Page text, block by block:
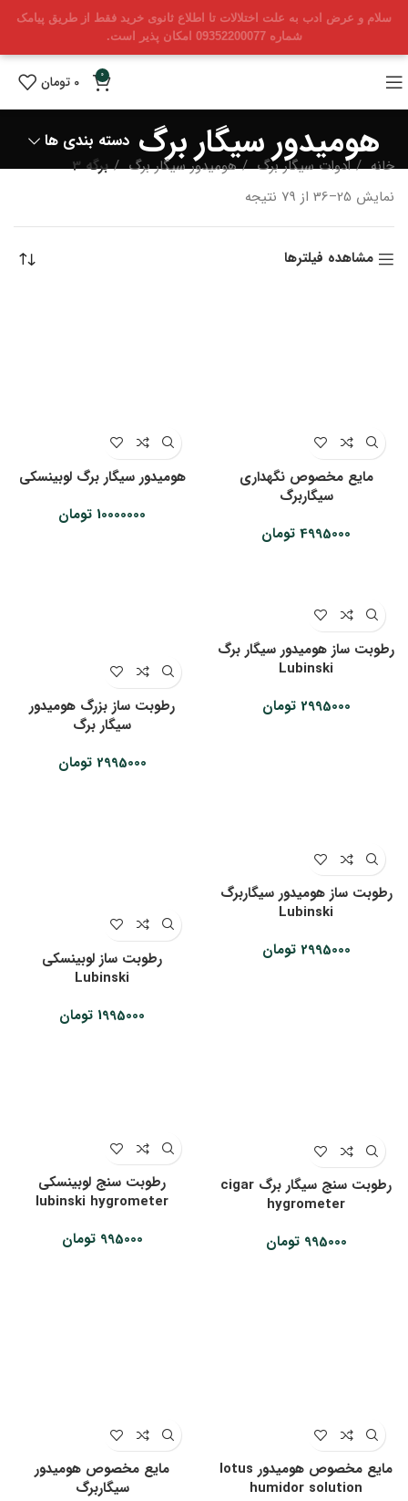
سلام و عرض ادب به علت اختلالات تا اطلاع ثانوی خرید فقط از طریق پیامک
شماره 09352200077 امکان پذیر است.
0
0 تومان
هومیدور سیگار برگدسته بندی ها
خانه ادوات سیگار برگ هومیدور سیگار برگ
برگه 3
نمایش 25–36 از 79 نتیجه
مشاهده فیلترها
مایع مخصوص نگهداری
سیگاربرگ
4995000 تومان
هومیدور سیگار برگ لوبینسکی
10000000 تومان
رطوبت ساز هومیدور سیگار برگ
Lubinski
2995000 تومان
رطوبت ساز بزرگ هومیدور
سیگار برگ
2995000 تومان
رطوبت ساز هومیدور سیگاربرگ
Lubinski
2995000 تومان
رطوبت ساز لوبینسکی
Lubinski
1995000 تومان
رطوبت سنج سیگار برگ cigar
hygrometer
995000 تومان
رطوبت سنج لوبینسکی
lubinski hygrometer
995000 تومان
مایع مخصوص هومیدور lotus
humidor solution
مایع مخصوص هومیدور
سیگاربرگ